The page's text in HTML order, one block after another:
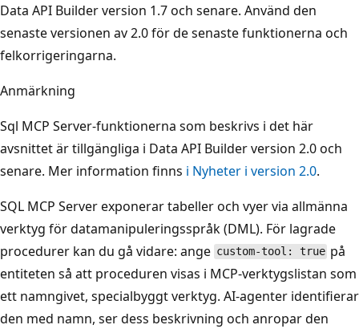
Data API Builder version 1.7 och senare. Använd den
senaste versionen av 2.0 för de senaste funktionerna och
felkorrigeringarna.
Anmärkning
Sql MCP Server-funktionerna som beskrivs i det här
avsnittet är tillgängliga i Data API Builder version 2.0 och
senare. Mer information finns i Nyheter i version 2.0.
SQL MCP Server exponerar tabeller och vyer via allmänna
verktyg för datamanipuleringsspråk (DML). För lagrade
procedurer kan du gå vidare: ange custom-tool: true på
entiteten så att proceduren visas i MCP-verktygslistan som
ett namngivet, specialbyggt verktyg. AI-agenter identifierar
den med namn, ser dess beskrivning och anropar den